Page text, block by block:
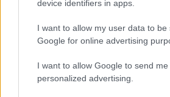
device identifiers in apps.
I want to allow my user data to be
Google for online advertising
I want to allow Google to send me
personalized advertising.
VAGY